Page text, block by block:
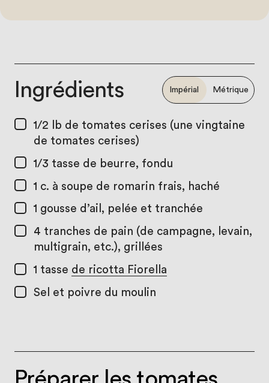
Ingrédients Impérial Métrique
1/2 lb de tomates cerises (une vingtaine
de tomates cerises)
1/3 tasse de beurre, fondu
1 c. à soupe de romarin frais, haché
1 gousse d’ail, pelée et tranchée
4 tranches de pain (de campagne, levain,
multigrain, etc.), grillées
1 tasse de ricotta Fiorella
Sel et poivre du moulin